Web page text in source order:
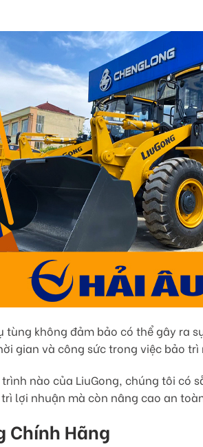
không đảm bảo có thể gây ra
gian và công sức trong việc bảo
nào của LiuGong, chúng tôi có
lợi nhuận mà còn nâng cao an
Chính Hãng